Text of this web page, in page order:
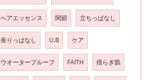
ヘアエッセンス 関節 立ちっぱなし
座りっぱなし U.B ケア
ウオータープルーフ FAITH 揺らぎ肌